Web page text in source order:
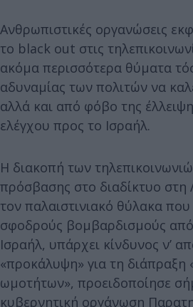
Ανθρωπιστικές οργανώσεις
το black out στις
ακόμα περισσότερα θύματα
αδυναμίας των πολιτών να
αλλά και από φόβο της
ελέγχου προς το Ισραήλ.
Η διακοπή των
πρόσβασης στο διαδίκτυο στη
τον παλαιστινιακό θύλακα που
σφοδρούς βομβαρδισμούς
Ισραήλ, υπάρχει κίνδυνος ν’
«προκάλυψη» για τη διάπραξη
ωμοτήτων», προειδοποίησε
κυβερνητική οργάνωση